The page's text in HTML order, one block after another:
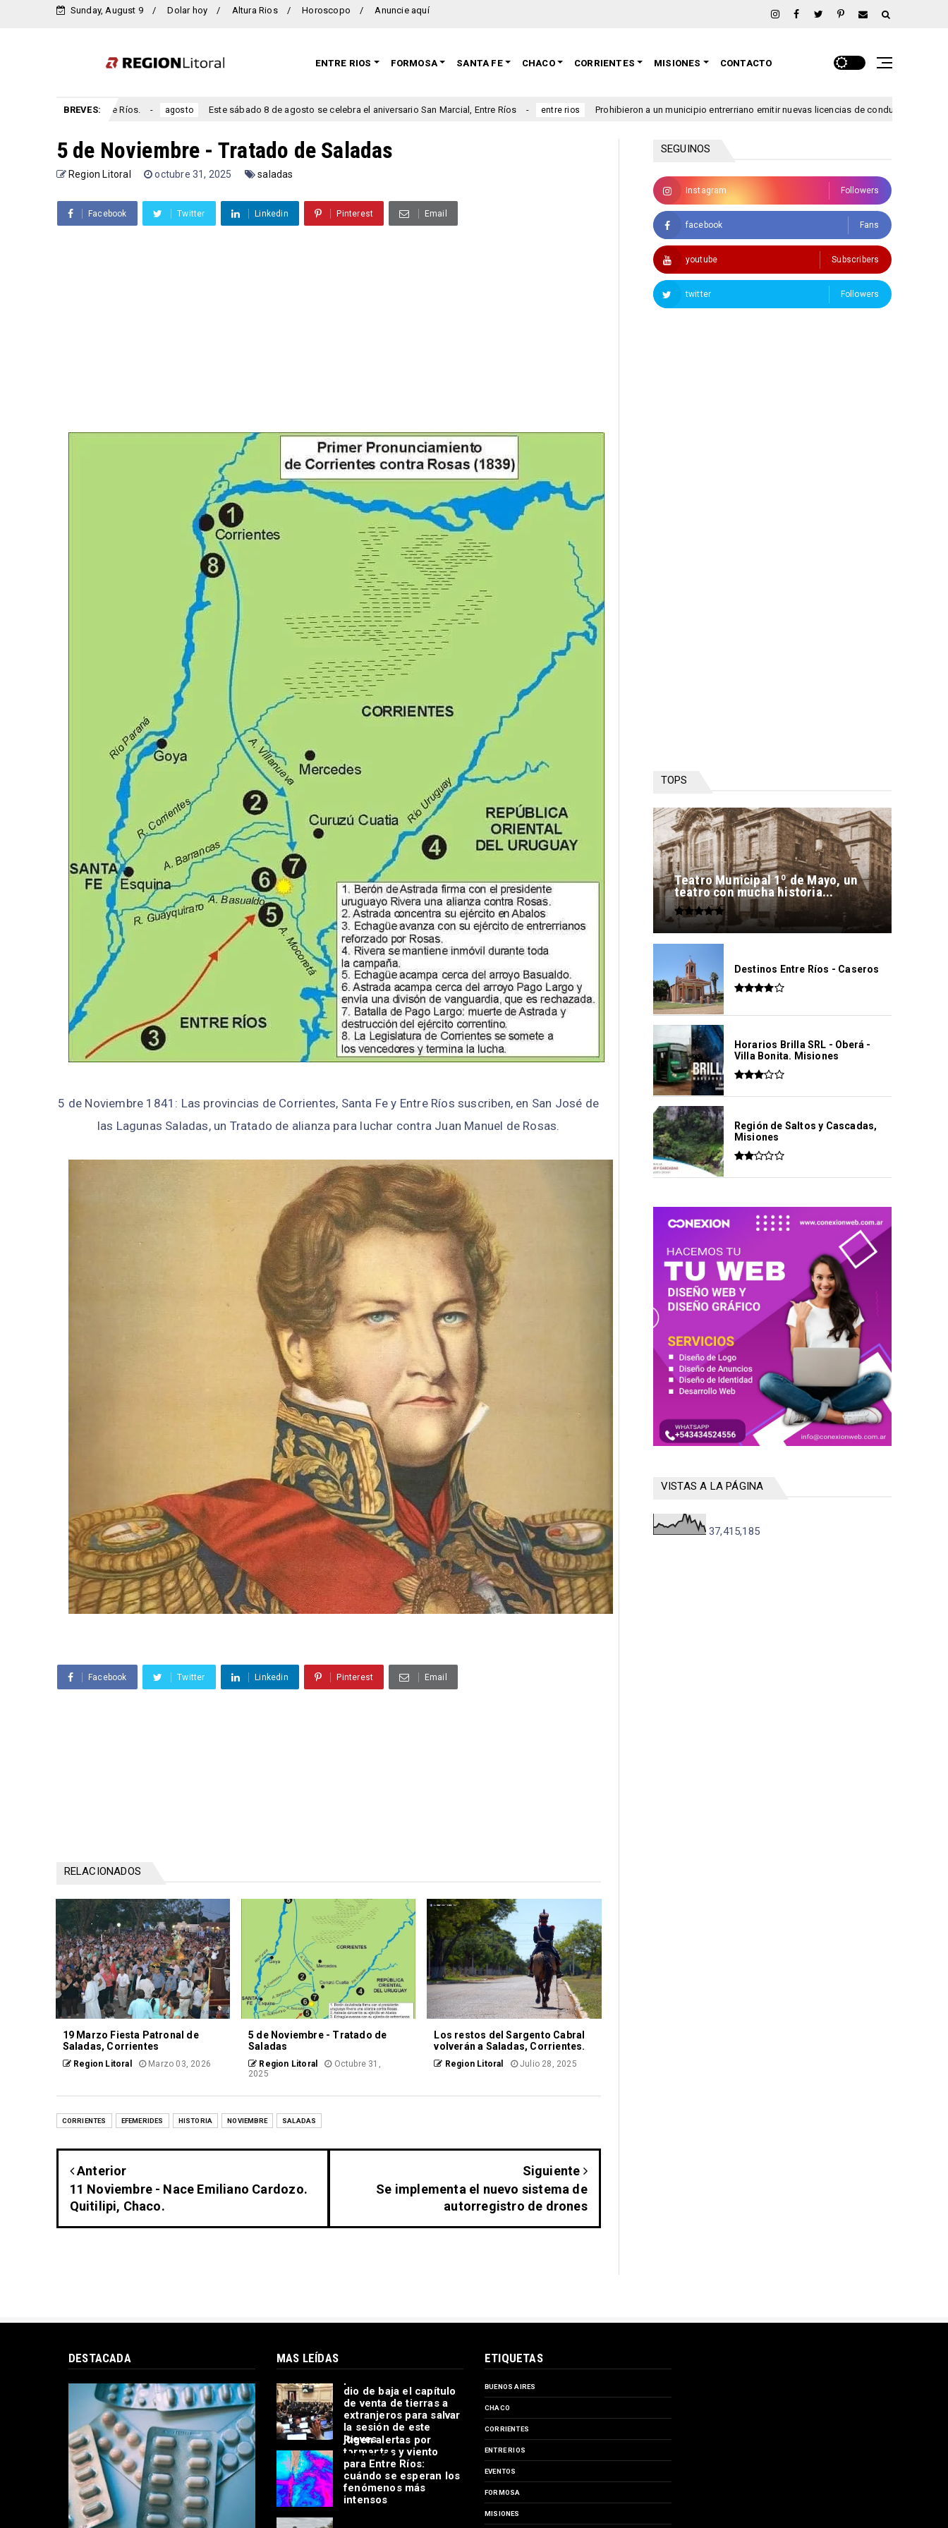
Sunday, August 9 Dolar hoy Altura Rios Horoscopo Anuncie aquí
ENTRE RIOS FORMOSA SANTA FE CHACO CORRIENTES MISIONES CONTACTO
BREVES:
Entre Ríos. agosto Este sábado 8 de agosto se celebra el aniversario San Marcial, Entre Ríos entre rios Prohibieron a un municipio entrerriano emitir nuevas licencias de conducir argentina
5 de Noviembre - Tratado de Saladas
Region Litoral octubre 31, 2025 saladas
Facebook Twitter Linkedin Pinterest Email
5 de Noviembre 1841: Las provincias de Corrientes, Santa Fe y Entre Ríos suscriben, en San José de
las Lagunas Saladas, un Tratado de alianza para luchar contra Juan Manuel de Rosas.
Facebook Twitter Linkedin Pinterest Email
RELACIONADOS
19 Marzo Fiesta Patronal de
Saladas, Corrientes
Region Litoral Marzo 03, 2026
5 de Noviembre - Tratado de
Saladas
Region Litoral
Octubre 31,
2025
Los restos del Sargento Cabral
volverán a Saladas, Corrientes.
Region Litoral Julio 28, 2025
CORRIENTES EFEMERIDES HISTORIA NOVIEMBRE SALADAS
Anterior
11 Noviembre - Nace Emiliano Cardozo.
Quitilipi, Chaco.
Siguiente
Se implementa el nuevo sistema de
autorregistro de drones
SEGUINOS
Instagram Followers
facebook Fans
youtube Subscribers
twitter Followers
TOPS
Teatro Municipal 1º de Mayo, un
teatro con mucha historia...
Destinos Entre Ríos - Caseros
Horarios Brilla SRL - Oberá -
Villa Bonita. Misiones
Región de Saltos y Cascadas,
Misiones
VISTAS A LA PÁGINA
37,415,185
DESTACADA MAS LEÍDAS
Ley de propiedad
dio de baja el capítulo
de venta de tierras a
extranjeros para salvar
la sesión de este
jueves
Rigen alertas por
tormentas y viento
para Entre Ríos:
cuándo se esperan los
fenómenos más
intensos
ETIQUETAS
BUENOS AIRES
CHACO
CORRIENTES
ENTRE RIOS
EVENTOS
FORMOSA
MISIONES